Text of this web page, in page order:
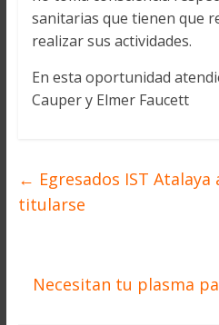
sanitarias que tienen que
realizar sus actividades.
En esta oportunidad
Cauper y Elmer Faucett
← Egresados IST
titularse
Necesitan tu plasma